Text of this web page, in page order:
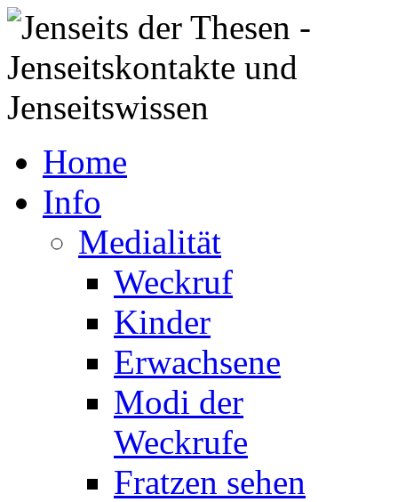
Home
Info
Medialität
Weckruf
Kinder
Erwachsene
Modi der
Weckrufe
Fratzen sehen